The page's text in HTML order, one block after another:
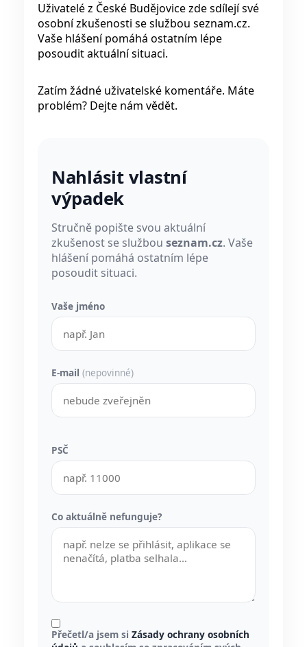
Uživatelé z České Budějovice zde sdílejí své
osobní zkušenosti se službou seznam.cz.
Vaše hlášení pomáhá ostatním lépe
posoudit aktuální situaci.
Zatím žádné uživatelské komentáře. Máte
problém? Dejte nám vědět.
Nahlásit vlastní
výpadek
Stručně popište svou aktuální
zkušenost se službou seznam.cz. Vaše
hlášení pomáhá ostatním lépe
posoudit situaci.
Vaše jméno
E-mail (nepovinné)
PSČ
Co aktuálně nefunguje?
Přečetl/a jsem si Zásady ochrany osobních